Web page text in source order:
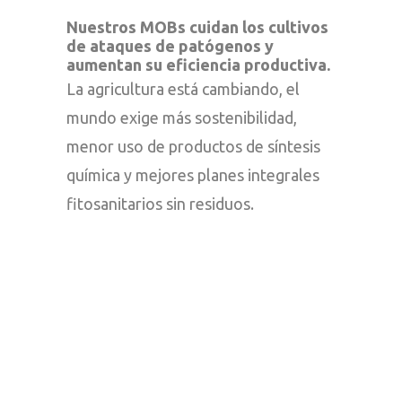
Nuestros MOBs cuidan los cultivos
de ataques de patógenos y
aumentan su eficiencia productiva.
La agricultura está cambiando, el
mundo exige más sostenibilidad,
menor uso de productos de síntesis
química y mejores planes integrales
fitosanitarios sin residuos.